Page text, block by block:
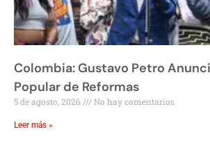
Colombia: Gustavo Petro
Popular de Reformas
5 de agosto, 2026 No hay comentarios
Leer más »